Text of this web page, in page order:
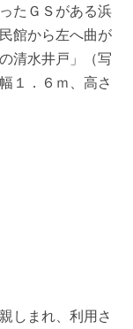
たＧＳがある浜
館から左へ曲が
清水井戸」（写
１．６ｍ、高さ
しまれ、利用さ